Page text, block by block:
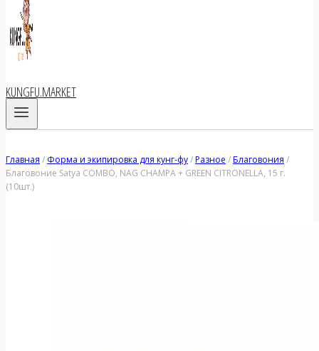
KUNGFU.MARKET
Главная / Форма и экипировка для кунг-фу/Разное /Благовония /
Благовоние Satya COMBO, NAG CHAMPA + GREEN CITRONELLA, 15 г.
(10шт.)